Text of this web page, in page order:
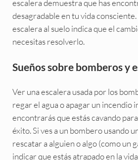
escalera demuestra que has
desagradable en tu vida
escalera al suelo indica que el
necesitas resolverlo.
Sueños sobre bomberos y
Ver una escalera usada por los
regar el agua o apagar un incendio
encontrarás que estás cavando
éxito. Si ves a un bombero usando
rescatar a alguien o algo (como un
indicar que estás atrapado en la